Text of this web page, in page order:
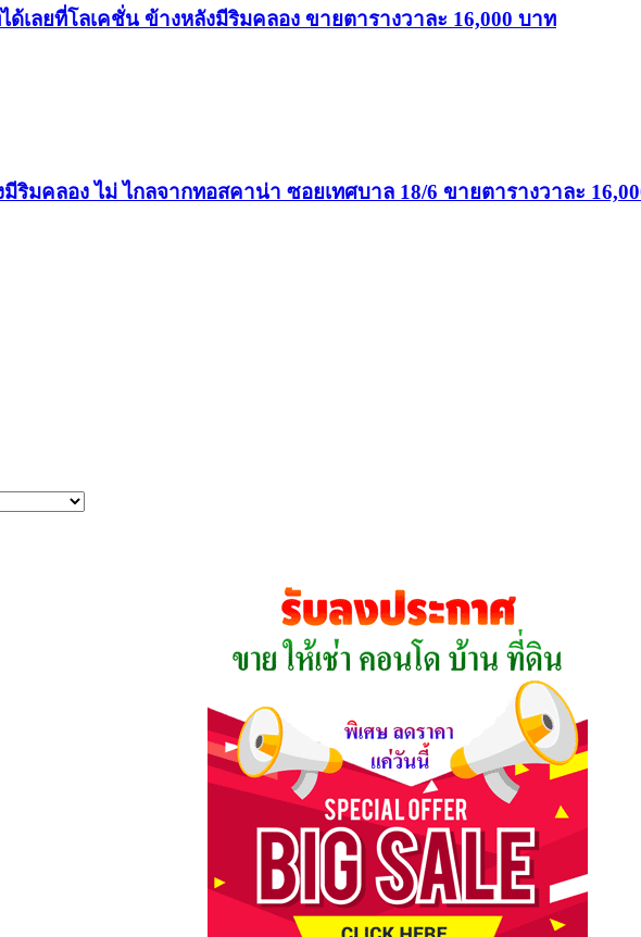
เลยที่โลเคชั่น ข้างหลังมีริมคลอง ขายตารางวาละ 16,000 บาท
มคลอง ไม่ ไกลจากทอสคาน่า ซอยเทศบาล 18/6 ขายตารางวาละ